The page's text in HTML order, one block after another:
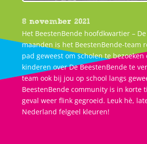
8 november 2021
Het BeestenBende hoofdkwartier –
maanden is het BeestenBende-team
pad geweest om scholen te bezoeken
kinderen over De BeestenBende te
team ook bij jou op school langs
BeestenBende community is in korte
geval weer flink gegroeid. Leuk hè,
Nederland felgeel kleuren!